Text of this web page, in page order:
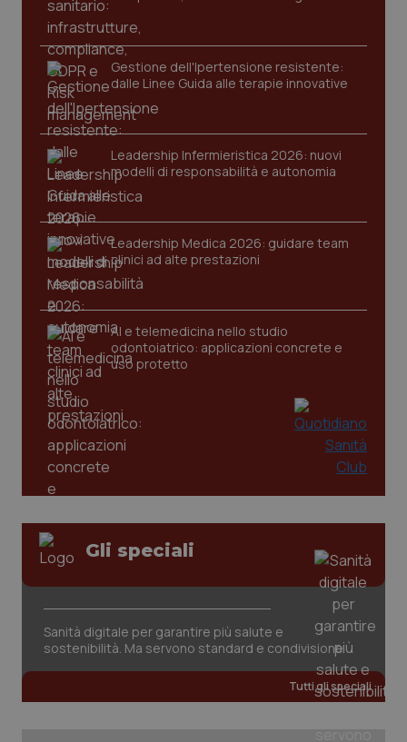
Gestione dell'Ipertensione resistente:
dalle Linee Guida alle terapie innovative
Leadership Infermieristica 2026: nuovi
modelli di responsabilità e autonomia
Leadership Medica 2026: guidare team
clinici ad alte prestazioni
AI e telemedicina nello studio
odontoiatrico: applicazioni concrete e
uso protetto
Gli speciali
Sanità digitale per garantire più salute e
sostenibilità. Ma servono standard e condivisione
Tutti gli speciali
CookieScriptConsent
tracking-sites-ironfish-
tracking-enable
tracking-sites-ironfish-
session-id
www.quotidianosanita.it
.quotidianosanita.it